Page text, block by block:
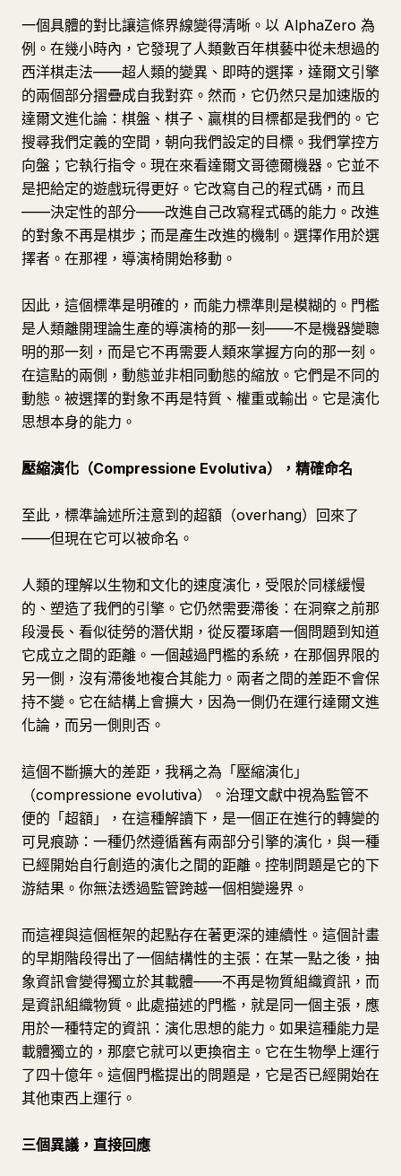
一個具體的對比讓這條界線變得清晰。以 AlphaZero 為
例。在幾小時內，它發現了人類數百年棋藝中從未想過的
西洋棋走法——超人類的變異、即時的選擇，達爾文引擎
的兩個部分摺疊成自我對弈。然而，它仍然只是加速版的
達爾文進化論：棋盤、棋子、贏棋的目標都是我們的。它
搜尋我們定義的空間，朝向我們設定的目標。我們掌控方
向盤；它執行指令。現在來看達爾文哥德爾機器。它並不
是把給定的遊戲玩得更好。它改寫自己的程式碼，而且
——決定性的部分——改進自己改寫程式碼的能力。改進
的對象不再是棋步；而是產生改進的機制。選擇作用於選
擇者。在那裡，導演椅開始移動。
因此，這個標準是明確的，而能力標準則是模糊的。門檻
是人類離開理論生產的導演椅的那一刻——不是機器變聰
明的那一刻，而是它不再需要人類來掌握方向的那一刻。
在這點的兩側，動態並非相同動態的縮放。它們是不同的
動態。被選擇的對象不再是特質、權重或輸出。它是演化
思想本身的能力。
壓縮演化（Compressione Evolutiva），精確命名
至此，標準論述所注意到的超額（overhang）回來了
——但現在它可以被命名。
人類的理解以生物和文化的速度演化，受限於同樣緩慢
的、塑造了我們的引擎。它仍然需要滯後：在洞察之前那
段漫長、看似徒勞的潛伏期，從反覆琢磨一個問題到知道
它成立之間的距離。一個越過門檻的系統，在那個界限的
另一側，沒有滯後地複合其能力。兩者之間的差距不會保
持不變。它在結構上會擴大，因為一側仍在運行達爾文進
化論，而另一側則否。
這個不斷擴大的差距，我稱之為「壓縮演化」
（compressione evolutiva）。治理文獻中視為監管不
便的「超額」，在這種解讀下，是一個正在進行的轉變的
可見痕跡：一種仍然遵循舊有兩部分引擎的演化，與一種
已經開始自行創造的演化之間的距離。控制問題是它的下
游結果。你無法透過監管跨越一個相變邊界。
而這裡與這個框架的起點存在著更深的連續性。這個計畫
的早期階段得出了一個結構性的主張：在某一點之後，抽
象資訊會變得獨立於其載體——不再是物質組織資訊，而
是資訊組織物質。此處描述的門檻，就是同一個主張，應
用於一種特定的資訊：演化思想的能力。如果這種能力是
載體獨立的，那麼它就可以更換宿主。它在生物學上運行
了四十億年。這個門檻提出的問題是，它是否已經開始在
其他東西上運行。
三個異議，直接回應